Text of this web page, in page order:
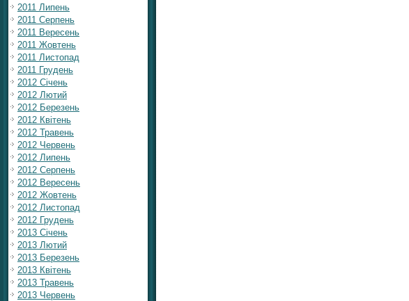
2011 Липень
2011 Серпень
2011 Вересень
2011 Жовтень
2011 Листопад
2011 Грудень
2012 Січень
2012 Лютий
2012 Березень
2012 Квітень
2012 Травень
2012 Червень
2012 Липень
2012 Серпень
2012 Вересень
2012 Жовтень
2012 Листопад
2012 Грудень
2013 Січень
2013 Лютий
2013 Березень
2013 Квітень
2013 Травень
2013 Червень